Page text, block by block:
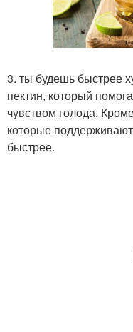
3. ты будешь быстрее
пектин, который
чувством голода.
которые
быстрее.